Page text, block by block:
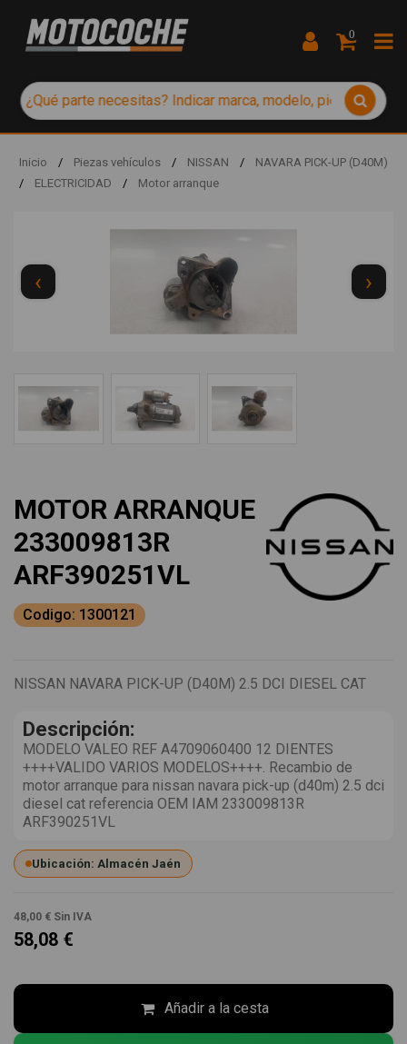
0
Inicio / Piezas vehículos / NISSAN /
NAVARA PICK-UP (D40M)
/
ELECTRICIDAD / Motor arranque
‹ ›
MOTOR ARRANQUE
233009813R
ARF390251VL
Codigo: 1300121
NISSAN NAVARA PICK-UP (D40M) 2.5 DCI DIESEL CAT
Descripción:
MODELO VALEO REF A4709060400 12 DIENTES
++++VALIDO VARIOS MODELOS++++. Recambio de
motor arranque para nissan navara pick-up (d40m) 2.5 dci
diesel cat referencia OEM IAM 233009813R
ARF390251VL
Ubicación: Almacén Jaén
48,00 € Sin IVA
58,08 €
Añadir a la cesta